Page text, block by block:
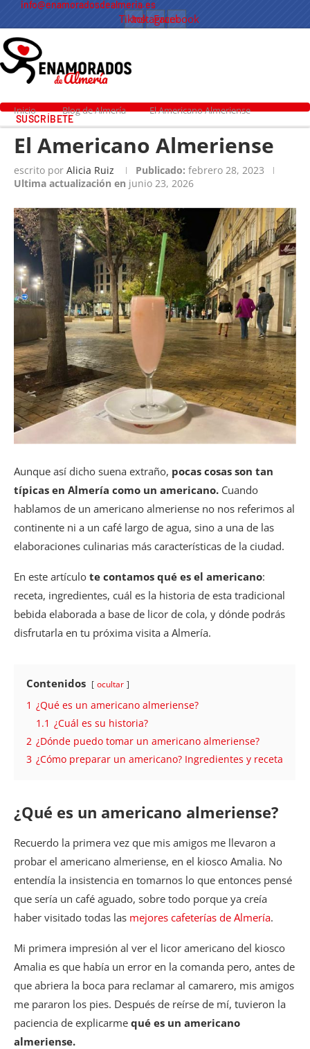
info@enamoradosdealmeria.es
Tiktok
Instagram
Facebook
SUSCRÍBETE
Inicio Blog de Almería El Americano Almeriense
El Americano Almeriense
escrito por Alicia Ruiz Publicado: febrero 28, 2023
Ultima actualización en junio 23, 2026
Aunque así dicho suena extraño, pocas cosas son tan
típicas en Almería como un americano. Cuando
hablamos de un americano almeriense no nos referimos al
continente ni a un café largo de agua, sino a una de las
elaboraciones culinarias más características de la ciudad.
En este artículo te contamos qué es el americano:
receta, ingredientes, cuál es la historia de esta tradicional
bebida elaborada a base de licor de cola, y dónde podrás
disfrutarla en tu próxima visita a Almería.
Contenidos ocultar
1 ¿Qué es un americano almeriense?
1.1 ¿Cuál es su historia?
2 ¿Dónde puedo tomar un americano almeriense?
3 ¿Cómo preparar un americano? Ingredientes y receta
¿Qué es un americano almeriense?
Recuerdo la primera vez que mis amigos me llevaron a
probar el americano almeriense, en el kiosco Amalia. No
entendía la insistencia en tomarnos lo que entonces pensé
que sería un café aguado, sobre todo porque ya creía
haber visitado todas las mejores cafeterías de Almería.
Mi primera impresión al ver el licor americano del kiosco
Amalia es que había un error en la comanda pero, antes de
que abriera la boca para reclamar al camarero, mis amigos
me pararon los pies. Después de reírse de mí, tuvieron la
paciencia de explicarme qué es un americano
almeriense.